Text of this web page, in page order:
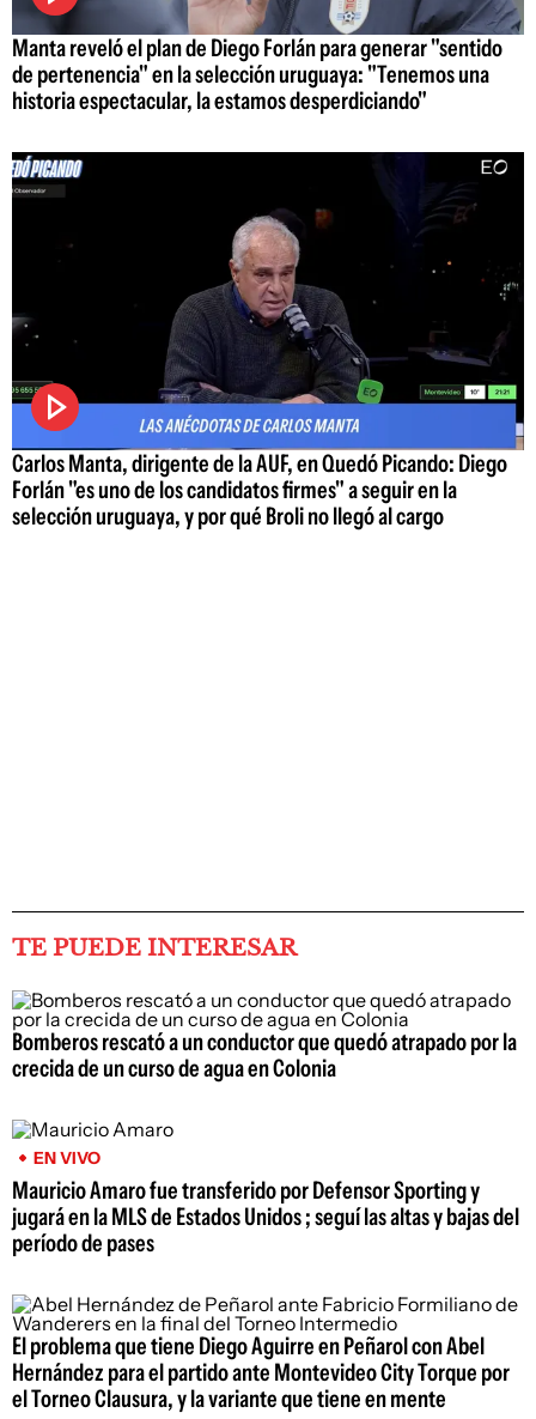
Manta reveló el plan de Diego Forlán para generar "sentido
de pertenencia" en la selección uruguaya: "Tenemos una
historia espectacular, la estamos desperdiciando"
Carlos Manta, dirigente de la AUF, en Quedó Picando: Diego
Forlán "es uno de los candidatos firmes" a seguir en la
selección uruguaya, y por qué Broli no llegó al cargo
TE PUEDE INTERESAR
Bomberos rescató a un conductor que quedó atrapado por la
crecida de un curso de agua en Colonia
EN VIVO
Mauricio Amaro fue transferido por Defensor Sporting y
jugará en la MLS de Estados Unidos ; seguí las altas y bajas del
período de pases
El problema que tiene Diego Aguirre en Peñarol con Abel
Hernández para el partido ante Montevideo City Torque por
el Torneo Clausura, y la variante que tiene en mente